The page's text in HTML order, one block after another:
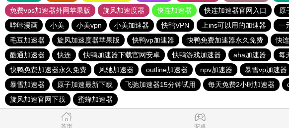
免费vps加速器外网苹果版
旋风加速度器 快连加速器 快连加速器官网入口 原
哔咔漫画
小美 小美vpn 小美加速器 快鸭VPN 上ins可以用的加速器 一
毛豆加速器
旋风加速度器苹果版 快鸭vp加速器 快鸭免费加速器永久免费 快
酷通加速器
快连 快鸭加速器下载官网安卓 快鸭游戏加速器 aha加速器 每
快鸭免费加速器永久免费
风驰加速器 outline加速器 npv加速器 暴雪vp加速器
暴雪加速器
原子加速最新下载 飞驰加速器15分钟试用 每天免费2小时加速器
旋风加速官网下载
蜜蜂加速器
首页 安卓